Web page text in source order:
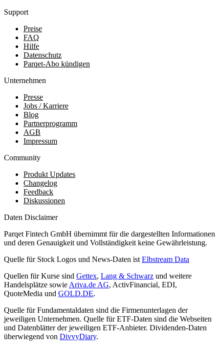
Support
Preise
FAQ
Hilfe
Datenschutz
Parqet-Abo kündigen
Unternehmen
Presse
Jobs / Karriere
Blog
Partnerprogramm
AGB
Impressum
Community
Produkt Updates
Changelog
Feedback
Diskussionen
Daten Disclaimer
Parqet Fintech GmbH übernimmt für die dargestellten Informationen
und deren Genauigkeit und Vollständigkeit keine Gewährleistung.
Quelle für Stock Logos und News-Daten ist Elbstream Data
Quellen für Kurse sind Gettex, Lang & Schwarz und weitere
Handelsplätze sowie Ariva.de AG, ActivFinancial, EDI,
QuoteMedia und GOLD.DE.
Quelle für Fundamentaldaten sind die Firmenunterlagen der
jeweiligen Unternehmen. Quelle für ETF-Daten sind die Webseiten
und Datenblätter der jeweiligen ETF-Anbieter. Dividenden-Daten
überwiegend von DivvyDiary.